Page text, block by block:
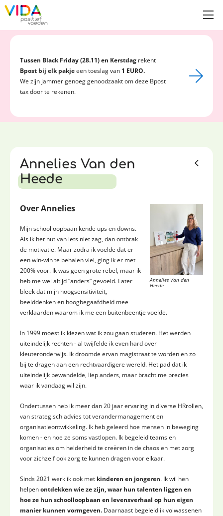
Tussen Black Friday (28.11) en Kerstdag rekent
Bpost bij elk pakjeeen toeslag van 1 EURO.
We zijn jammer genoeg genoodzaakt om deze Bpost
tax door te rekenen.
Annelies Van den
Heede
Annelies Van den
Heede
Over Annelies
Mijn schoolloopbaan kende ups en downs.
Als ik het nut van iets niet zag, dan ontbrak
de motivatie. Maar zodra ik voelde dat er
een win-win te behalen viel, ging ik er met
200% voor. Ik was geen grote rebel, maar ik
heb me wel altijd “anders” gevoeld. Later
bleek dat mijn hoogsensitiviteit,
beelddenken en hoogbegaafdheid mee
verklaarden waarom ik me een buitenbeentje voelde.
In 1999 moest ik kiezen wat ik zou gaan studeren. Het werden
uiteindelijk rechten - al twijfelde ik even hard over
kleuteronderwijs. Ik droomde ervan magistraat te worden en zo
bij te dragen aan een rechtvaardigere wereld. Het pad dat ik
uiteindelijk bewandelde, liep anders, maar bracht me precies
waar ik vandaag wil zijn.
Ondertussen heb ik meer dan 20 jaar ervaring in diverse HRrollen,
van strategisch advies tot verandermanagement en
organisatieontwikkeling. Ik heb geleerd hoe mensen in beweging
komen - en hoe ze soms vastlopen. Ik begeleid teams en
organisaties om helderheid te creëren in de chaos en met zorg
voor zichzelf ook zorg te kunnen dragen voor elkaar.
Sinds 2021 werk ik ook met kinderen en jongeren. Ik wil hen
helpenontdekken wie ze zijn, waar hun talenten liggen en
hoe ze hun schoolloopbaan en levensverhaal op hun eigen
manier kunnen vormgeven. Daarnaast begeleid ik volwassenen